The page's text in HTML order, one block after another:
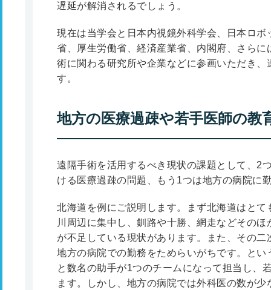
遅延が解消されるでしょう。
現在は当学会と日本内視鏡外科学会、日本ロ
省、厚生労働省、経済産業省、内閣府、さら
術に関わる研究所や企業などに参画いただき
す。
地方の医療過疎や若手医師の教
遠隔手術を活用するべき現状の課題として、2
ける医療過疎の問題、もう1つは地方の病院に
北海道を例にご説明します。まず北海道はと
川周辺に集中し、釧路や十勝、網走などその
が不足している現状があります。また、その
地方の病院での勤務をためらいがちです。と
と数名の助手が1つのチームになって担当し、
ます。しかし、地方の病院では外科医の数が